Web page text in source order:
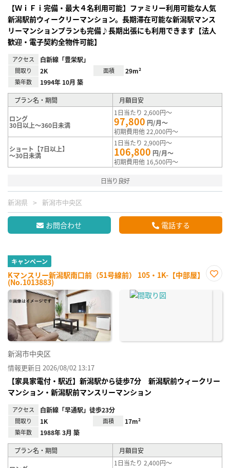
【ＷｉＦｉ完備・最大４名利用可能】ファミリー利用可能な人気
新潟駅前ウィークリーマンション。長期滞在可能な新潟駅マンス
リーマンションプランも完備♪長期出張にも利用できます【法人
歓迎・電子契約全物件可能】
アクセス 白新線「豊栄駅」
間取り 2K 面積 29m²
築年数 1994年 10月 築
プラン名・期間 月額目安
ロング
30日以上～360日未満
1日当たり 2,600円～
97,800 円/月～
初期費用他 22,000円～
ショート【7日以上】
～30日未満
1日当たり 2,900円～
106,800 円/月～
初期費用他 16,500円～
日当り良好
新潟県 新潟市中央区
お問合わせ 電話する
キャンペーン
Kマンスリー新潟駅南口前（51号線前） 105・1K-【中部屋】
(No.1013883)
に入
新潟市中央区
情報更新日 2026/08/02 13:17
【家具家電付・駅近】新潟駅から徒歩7分 新潟駅前ウィークリー
マンション・新潟駅前マンスリーマンション
アクセス 白新線「早通駅」徒歩23分
間取り 1K 面積 17m²
築年数 1988年 3月 築
プラン名・期間 月額目安
1日当たり 2,400円～